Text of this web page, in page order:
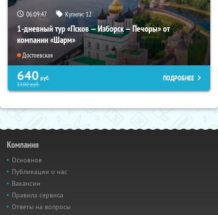
06:09:46 Купили:12
1-дневный тур «Псков — Изборск — Печоры» от
компании «Шарм»
Достоевская
640 руб.
5100руб.
ПОДРОБНЕЕ
Компания
Основное
Публикации о нас
Вакансии
Правила сервиса
Ответы на вопросы